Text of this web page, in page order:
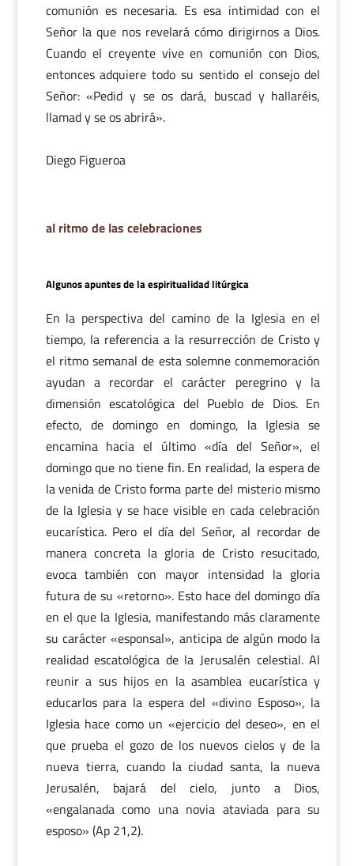
comunión es necesaria. Es esa intimidad con el
Señor la que nos revelará cómo dirigirnos a Dios.
Cuando el creyente vive en comunión con Dios,
entonces adquiere todo su sentido el consejo del
Señor: «Pedid y se os dará, buscad y hallaréis,
llamad y se os abrirá».
Diego Figueroa
al ritmo de las celebraciones
Algunos apuntes de la espiritualidad litúrgica
En la perspectiva del camino de la Iglesia en el
tiempo, la referencia a la resurrección de Cristo y
el ritmo semanal de esta solemne conmemoración
ayudan a recordar el carácter peregrino y la
dimensión escatológica del Pueblo de Dios. En
efecto, de domingo en domingo, la Iglesia se
encamina hacia el último «día del Señor», el
domingo que no tiene fin. En realidad, la espera de
la venida de Cristo forma parte del misterio mismo
de la Iglesia y se hace visible en cada celebración
eucarística. Pero el día del Señor, al recordar de
manera concreta la gloria de Cristo resucitado,
evoca también con mayor intensidad la gloria
futura de su «retorno». Esto hace del domingo día
en el que la Iglesia, manifestando más claramente
su carácter «esponsal», anticipa de algún modo la
realidad escatológica de la Jerusalén celestial. Al
reunir a sus hijos en la asamblea eucarística y
educarlos para la espera del «divino Esposo», la
Iglesia hace como un «ejercicio del deseo», en el
que prueba el gozo de los nuevos cielos y de la
nueva tierra, cuando la ciudad santa, la nueva
Jerusalén, bajará del cielo, junto a Dios,
«engalanada como una novia ataviada para su
esposo» (Ap 21,2).